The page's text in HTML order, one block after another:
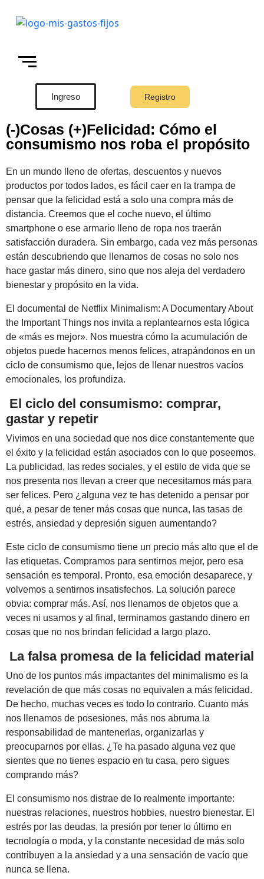
Ingreso Registro
(-)Cosas (+)Felicidad: Cómo el
consumismo nos roba el propósito
En un mundo lleno de ofertas, descuentos y nuevos
productos por todos lados, es fácil caer en la trampa de
pensar que la felicidad está a solo una compra más de
distancia. Creemos que el coche nuevo, el último
smartphone o ese armario lleno de ropa nos traerán
satisfacción duradera. Sin embargo, cada vez más personas
están descubriendo que llenarnos de cosas no solo nos
hace gastar más dinero, sino que nos aleja del verdadero
bienestar y propósito en la vida.
El documental de Netflix Minimalism: A Documentary About
the Important Things nos invita a replantearnos esta lógica
de «más es mejor». Nos muestra cómo la acumulación de
objetos puede hacernos menos felices, atrapándonos en un
ciclo de consumismo que, lejos de llenar nuestros vacíos
emocionales, los profundiza.
El ciclo del consumismo: comprar,
gastar y repetir
Vivimos en una sociedad que nos dice constantemente que
el éxito y la felicidad están asociados con lo que poseemos.
La publicidad, las redes sociales, y el estilo de vida que se
nos presenta nos llevan a creer que necesitamos más para
ser felices. Pero ¿alguna vez te has detenido a pensar por
qué, a pesar de tener más cosas que nunca, las tasas de
estrés, ansiedad y depresión siguen aumentando?
Este ciclo de consumismo tiene un precio más alto que el de
las etiquetas. Compramos para sentirnos mejor, pero esa
sensación es temporal. Pronto, esa emoción desaparece, y
volvemos a sentirnos insatisfechos. La solución parece
obvia: comprar más. Así, nos llenamos de objetos que a
veces ni usamos y al final, terminamos gastando dinero en
cosas que no nos brindan felicidad a largo plazo.
La falsa promesa de la felicidad material
Uno de los puntos más impactantes del minimalismo es la
revelación de que más cosas no equivalen a más felicidad.
De hecho, muchas veces es todo lo contrario. Cuanto más
nos llenamos de posesiones, más nos abruma la
responsabilidad de mantenerlas, organizarlas y
preocuparnos por ellas. ¿Te ha pasado alguna vez que
sientes que no tienes espacio en tu casa, pero sigues
comprando más?
El consumismo nos distrae de lo realmente importante:
nuestras relaciones, nuestros hobbies, nuestro bienestar. El
estrés por las deudas, la presión por tener lo último en
tecnología o moda, y la constante necesidad de más solo
contribuyen a la ansiedad y a una sensación de vacío que
nunca se llena.